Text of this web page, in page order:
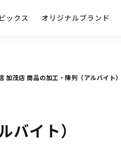
ックス オリジナルブランド
加茂店 商品の加工・陳列（アルバイト）
イト）